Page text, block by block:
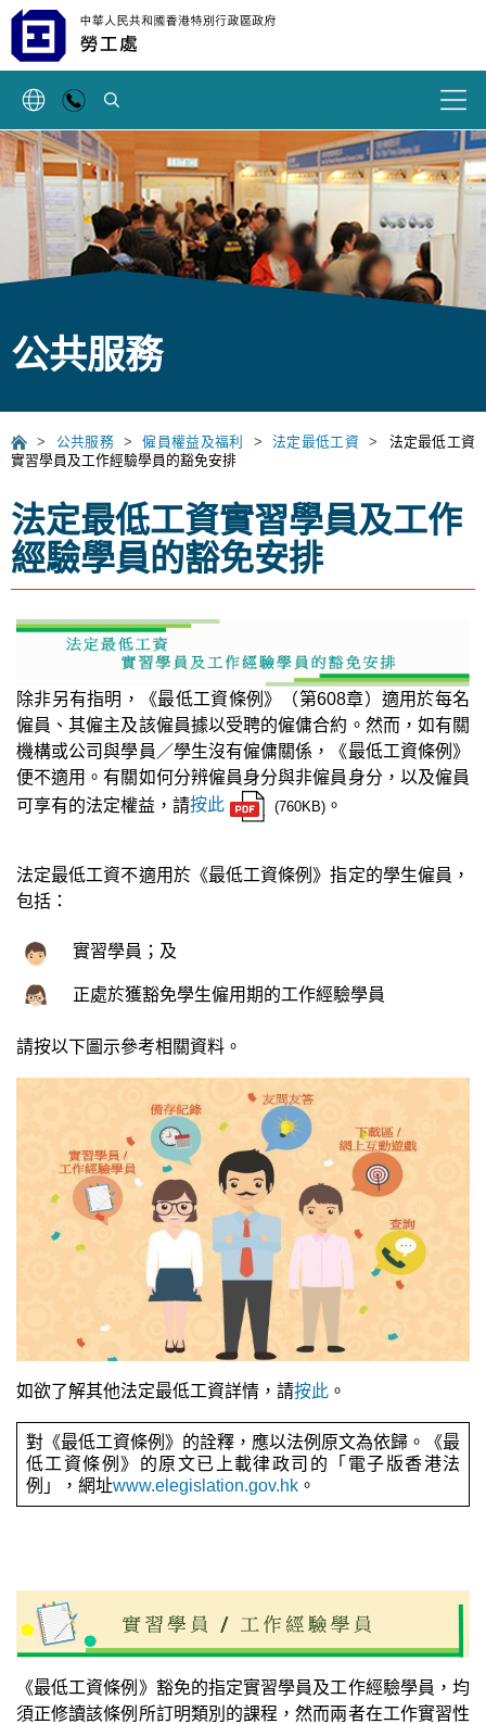
搜索
公共服務
> 公共服務 > 僱員權益及福利 > 法定最低工資 >
法定最低工資
實習學員及工作經驗學員的豁免安排
法定最低工資實習學員及工作
經驗學員的豁免安排
除非另有指明，《最低工資條例》（第608章）適用於每名
僱員、其僱主及該僱員據以受聘的僱傭合約。然而，如有關
機構或公司與學員／學生沒有僱傭關係，《最低工資條例》
便不適用。有關如何分辨僱員身分與非僱員身分，以及僱員
可享有的法定權益，請按此 (760KB) 。
法定最低工資不適用於《最低工資條例》指定的學生僱員，
包括：
實習學員；及
正處於獲豁免學生僱用期的工作經驗學員
請按以下圖示參考相關資料。
如欲了解其他法定最低工資詳情，請按此 。
對《最低工資條例》的詮釋，應以法例原文為依歸。《最
低工資條例》的原文已上載律政司的「電子版香港法
例」，網址www.elegislation.gov.hk 。
《最低工資條例》豁免的指定實習學員及工作經驗學員，均
須正修讀該條例所訂明類別的課程，然而兩者在工作實習性